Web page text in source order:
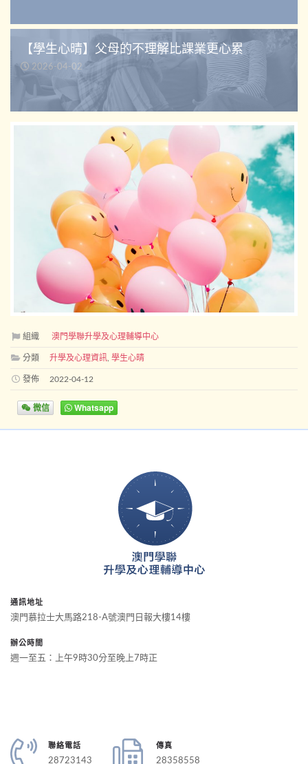
【學生心晴】父母的不理解比課業更心累
2026-04-02
組織 澳門學聯升學及心理輔導中心
分類 升學及心理資訊 學生心晴
發佈 2022-04-12
微信 Whatsapp
聯絡電話
28723143
傳真
28358558
通訊地址
澳門慕拉士大馬路218-A號澳門日報大樓14樓
辦公時間
週一至五：上午9時30分至晚上7時正